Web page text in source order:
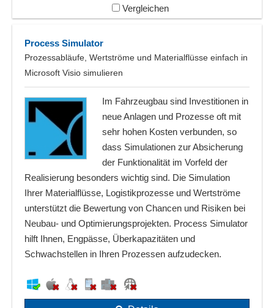
Vergleichen
Process Simulator
Prozessabläufe, Wertströme und Materialflüsse einfach in
Microsoft Visio simulieren
Im Fahrzeugbau sind Investitionen in
neue Anlagen und Prozesse oft mit
sehr hohen Kosten verbunden, so
dass Simulationen zur Absicherung
der Funktionalität im Vorfeld der
Realisierung besonders wichtig sind. Die Simulation
Ihrer Materialflüsse, Logistikprozesse und Wertströme
unterstützt die Bewertung von Chancen und Risiken bei
Neubau- und Optimierungsprojekten. Process Simulator
hilft Ihnen, Engpässe, Überkapazitäten und
Schwachstellen in Ihren Prozessen aufzudecken.